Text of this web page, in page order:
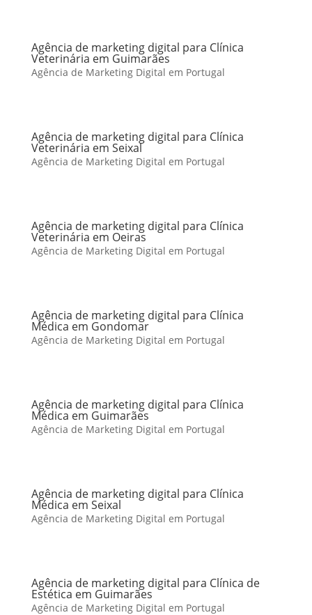
Agência de marketing digital para Clínica
Veterinária em Guimarães
Agência de Marketing Digital em Portugal
Agência de marketing digital para Clínica
Veterinária em Seixal
Agência de Marketing Digital em Portugal
Agência de marketing digital para Clínica
Veterinária em Oeiras
Agência de Marketing Digital em Portugal
Agência de marketing digital para Clínica
Médica em Gondomar
Agência de Marketing Digital em Portugal
Agência de marketing digital para Clínica
Médica em Guimarães
Agência de Marketing Digital em Portugal
Agência de marketing digital para Clínica
Médica em Seixal
Agência de Marketing Digital em Portugal
Agência de marketing digital para Clínica de
Estética em Guimarães
Agência de Marketing Digital em Portugal